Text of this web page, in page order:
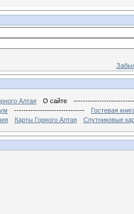
Алтая О сайте
------------------------------
Гостевая
Карты Горного Алтая Спутниковые